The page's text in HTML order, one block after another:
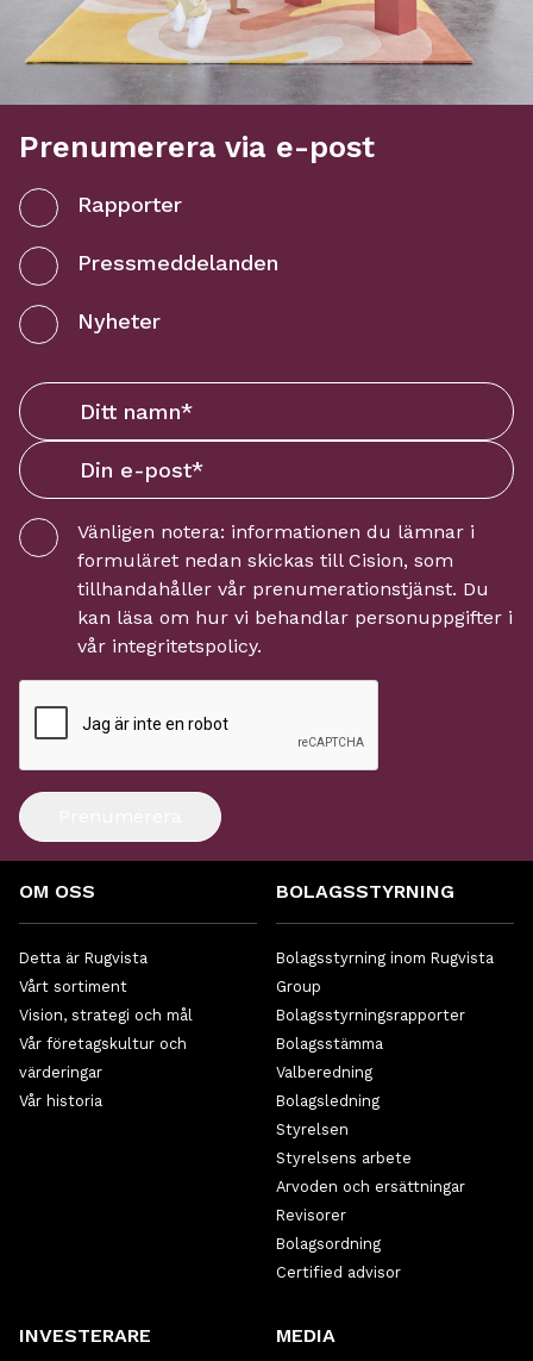
Prenumerera via e-post
Rapporter
Pressmeddelanden
Nyheter
Vänligen notera: informationen du lämnar i
formuläret nedan skickas till Cision, som
tillhandahåller vår prenumerationstjänst. Du
kan läsa om hur vi behandlar personuppgifter i
vår integritetspolicy.
OM OSS
Detta är Rugvista
Vårt sortiment
Vision, strategi och mål
Vår företagskultur och
värderingar
Vår historia
BOLAGSSTYRNING
Bolagsstyrning inom Rugvista
Group
Bolagsstyrningsrapporter
Bolagsstämma
Valberedning
Bolagsledning
Styrelsen
Styrelsens arbete
Arvoden och ersättningar
Revisorer
Bolagsordning
Certified advisor
INVESTERARE MEDIA